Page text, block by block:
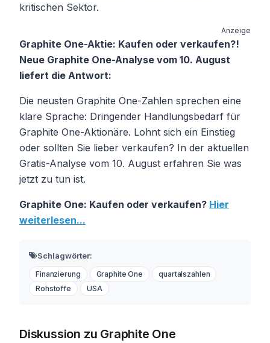
kritischen Sektor.
Anzeige
Graphite One-Aktie: Kaufen oder verkaufen?!
Neue Graphite One-Analyse vom 10. August
liefert die Antwort:
Die neusten Graphite One-Zahlen sprechen eine
klare Sprache: Dringender Handlungsbedarf für
Graphite One-Aktionäre. Lohnt sich ein Einstieg
oder sollten Sie lieber verkaufen? In der aktuellen
Gratis-Analyse vom 10. August erfahren Sie was
jetzt zu tun ist.
Graphite One: Kaufen oder verkaufen? Hier
weiterlesen...
Schlagwörter:
Finanzierung Graphite One
quartalszahlen
Rohstoffe
USA
Diskussion zu Graphite One